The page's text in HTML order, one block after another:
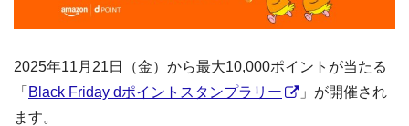
2025年11月21日（金）から最大10,000ポイントが当たる
「 Black Friday dポイントスタンプラリー
」が開催され
ます。